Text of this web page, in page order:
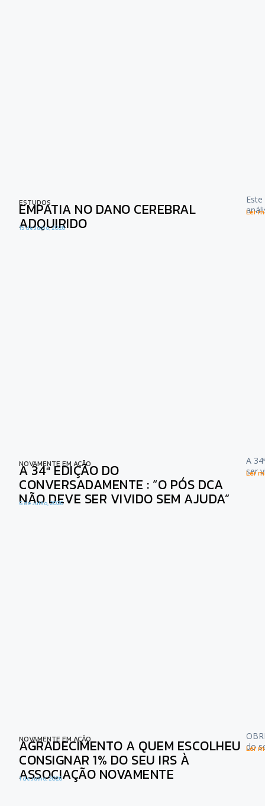
ESTUDOS
EMPATIA NO DANO CEREBRAL
ADQUIRIDO
15 de Julho, 2026
Ler
NOVAMENTE EM AÇÃO
A 34ª EDIÇÃO DO
CONVERSADAMENTE : “O PÓS DCA
NÃO DEVE SER VIVIDO SEM AJUDA”
6 de Julho, 2026
A
ser
Ler
NOVAMENTE EM AÇÃO
AGRADECIMENTO A QUEM ESCOLHEU
CONSIGNAR 1% DO SEU IRS À
ASSOCIAÇÃO NOVAMENTE
1 de Julho, 2026
do
Ler